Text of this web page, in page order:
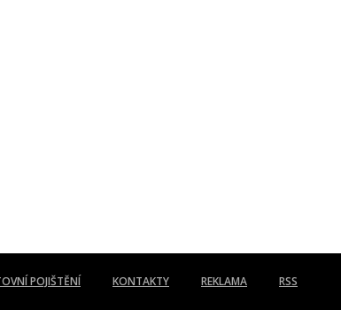
POJIŠTĚNÍ KONTAKTY REKLAMA RSS